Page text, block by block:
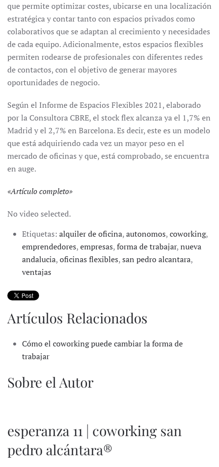
que permite optimizar costes, ubicarse en una localización
estratégica y contar tanto con espacios privados como
colaborativos que se adaptan al crecimiento y necesidades
de cada equipo. Adicionalmente, estos espacios flexibles
permiten rodearse de profesionales con diferentes redes
de contactos, con el objetivo de generar mayores
oportunidades de negocio.
Según el Informe de Espacios Flexibles 2021, elaborado
por la Consultora CBRE, el stock flex alcanza ya el 1,7% en
Madrid y el 2,7% en Barcelona. Es decir, este es un modelo
que está adquiriendo cada vez un mayor peso en el
mercado de oficinas y que, está comprobado, se encuentra
en auge.
«Artículo completo»
No video selected.
Etiquetas: alquiler de oficina,autonomos,coworking,
emprendedores,empresas,forma de trabajar,nueva
andalucia,oficinas flexibles,san pedro alcantara,
ventajas
Artículos Relacionados
Cómo el coworking puede cambiar la forma de
trabajar
Sobre el Autor
esperanza 11 | coworking san
pedro alcántara®